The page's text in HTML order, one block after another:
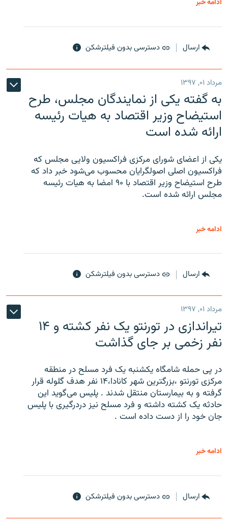
ادامه خبر
ارسال دسترسی بدون فیلترشکن
مرداد ۰۱, ۱۳۹۷
به گفته یکی از نمایندگان مجلس، طرح
استیضاح وزیر اقتصاد به هیات رئیسه
ارائه شده است
یکی از اعضای شورای مرکزی فراکسیون ولایی مجلس که
فراکسیون اصلی اصولگرایان محسوب می‌شود خبر داد که
طرح استیضاح وزیر اقتصاد با ۹۰ امضا به هیات رئیسه
مجلس ارائه شده است.
ادامه خبر
ارسال دسترسی بدون فیلترشکن
مرداد ۰۱, ۱۳۹۷
تیراندازی در تورنتو یک نفر کشته و ۱۴
نفر زخمی بر جای گذاشت
در پی حمله شامگاه یکشنبه یک فرد مسلح در منطقه
مرکزی تورنتو ،‌بزرگترین شهر کانادا،۱۴ نفر هدف گلوله قرار
گرفته و به بیمارستان منتقل شدند . پلیس می‌گوید این
حادثه یک کشته داشته و فرد مسلح نیز دردرگیری با پلیس
جان خود را از دست داده است .
ادامه خبر
ارسال دسترسی بدون فیلترشکن